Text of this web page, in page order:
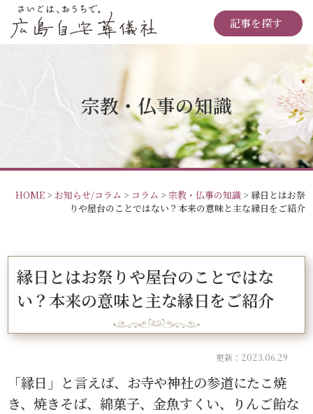
記事を探す
宗教・仏事の知識
HOME> お知らせ/コラム > コラム > 宗教・仏事の知識> 縁日とはお祭
りや屋台のことではない？本来の意味と主な縁日をご紹介
縁日とはお祭りや屋台のことではな
い？本来の意味と主な縁日をご紹介
更新：2023.06.29
「縁日」と言えば、お寺や神社の参道にたこ焼
き、焼きそば、綿菓子、金魚すくい、りんご飴な